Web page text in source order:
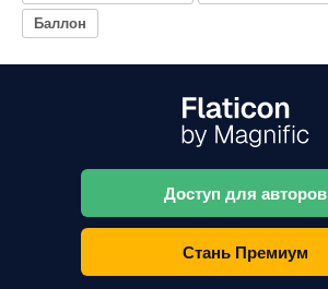
Баллон
Доступ для авторов
Стань Премиум